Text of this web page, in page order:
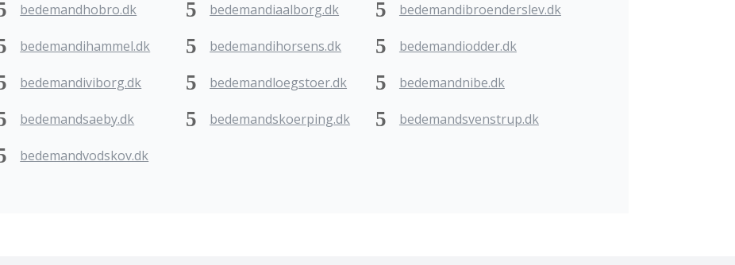
bedemandhobro.dk bedemandiaalborg.dk bedemandibroenderslev.dk
bedemandihammel.dk bedemandihorsens.dk bedemandiodder.dk
bedemandiviborg.dk bedemandloegstoer.dk bedemandnibe.dk
bedemandsaeby.dk bedemandskoerping.dk bedemandsvenstrup.dk
bedemandvodskov.dk